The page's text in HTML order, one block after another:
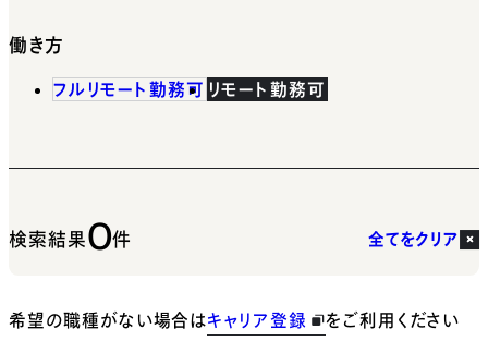
働き方
フルリモート勤務可 リモート勤務可
検索結果0件 全てをクリア
希望の職種がない場合はキャリア登録 をご利用ください